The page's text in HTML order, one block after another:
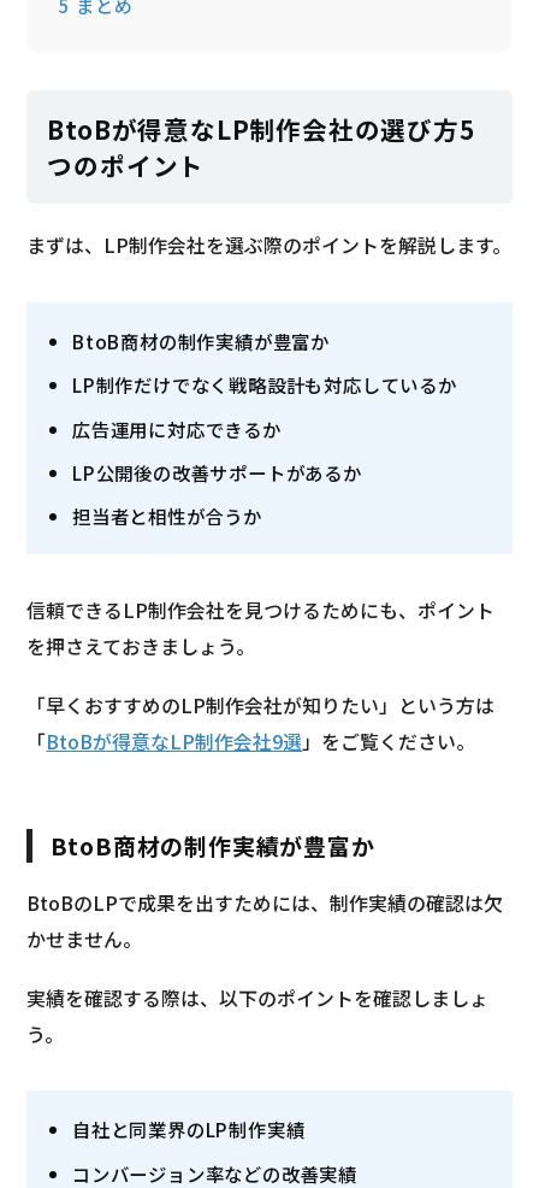
5 まとめ
BtoBが得意なLP制作会社の選び方5
つのポイント
まずは、LP制作会社を選ぶ際のポイントを解説します。
BtoB商材の制作実績が豊富か
LP制作だけでなく戦略設計も対応しているか
広告運用に対応できるか
LP公開後の改善サポートがあるか
担当者と相性が合うか
信頼できるLP制作会社を見つけるためにも、ポイント
を押さえておきましょう。
「早くおすすめのLP制作会社が知りたい」という方は
「BtoBが得意なLP制作会社9選」をご覧ください。
BtoB商材の制作実績が豊富か
BtoBのLPで成果を出すためには、制作実績の確認は欠
かせません。
実績を確認する際は、以下のポイントを確認しましょ
う。
自社と同業界のLP制作実績
コンバージョン率などの改善実績